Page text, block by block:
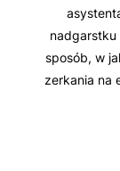
nadgarstku
sposób, w
zerkania na